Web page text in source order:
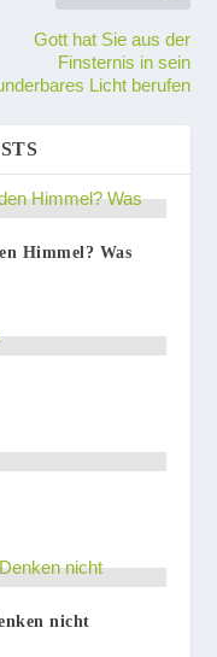
Gott hat Sie aus der
Finsternis in sein
Licht berufen
Himmel? Was
nicht